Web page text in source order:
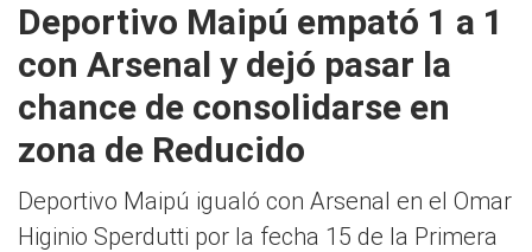
Deportivo Maipú empató 1 a 1
con Arsenal y dejó pasar la
chance de consolidarse en
zona de Reducido
Deportivo Maipú igualó con Arsenal en el Omar
Higinio Sperdutti por la fecha 15 de la Primera